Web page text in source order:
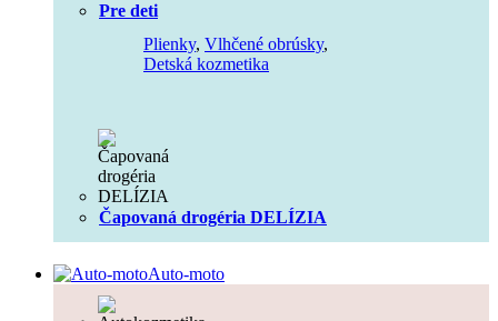
Pre deti
Plienky, Vlhčené obrúsky,
Detská kozmetika
Čapovaná drogéria DELÍZIA
Auto-moto